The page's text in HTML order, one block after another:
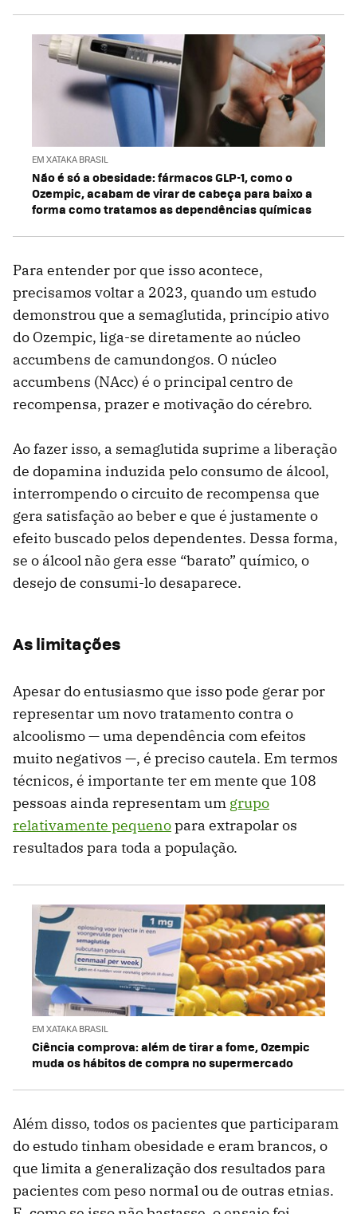
EM XATAKA BRASIL
Não é só a obesidade: fármacos GLP-1, como o
Ozempic, acabam de virar de cabeça para baixo a
forma como tratamos as dependências químicas
Para entender por que isso acontece,
precisamos voltar a 2023, quando um estudo
demonstrou que a semaglutida, princípio ativo
do Ozempic, liga-se diretamente ao núcleo
accumbens de camundongos. O núcleo
accumbens (NAcc) é o principal centro de
recompensa, prazer e motivação do cérebro.
Ao fazer isso, a semaglutida suprime a liberação
de dopamina induzida pelo consumo de álcool,
interrompendo o circuito de recompensa que
gera satisfação ao beber e que é justamente o
efeito buscado pelos dependentes. Dessa forma,
se o álcool não gera esse “barato” químico, o
desejo de consumi-lo desaparece.
As limitações
Apesar do entusiasmo que isso pode gerar por
representar um novo tratamento contra o
alcoolismo — uma dependência com efeitos
muito negativos —, é preciso cautela. Em termos
técnicos, é importante ter em mente que 108
pessoas ainda representam um grupo
relativamente pequenopara extrapolar os
resultados para toda a população.
EM XATAKA BRASIL
Ciência comprova: além de tirar a fome, Ozempic
muda os hábitos de compra no supermercado
Além disso, todos os pacientes que participaram
do estudo tinham obesidade e eram brancos, o
que limita a generalização dos resultados para
pacientes com peso normal ou de outras etnias.